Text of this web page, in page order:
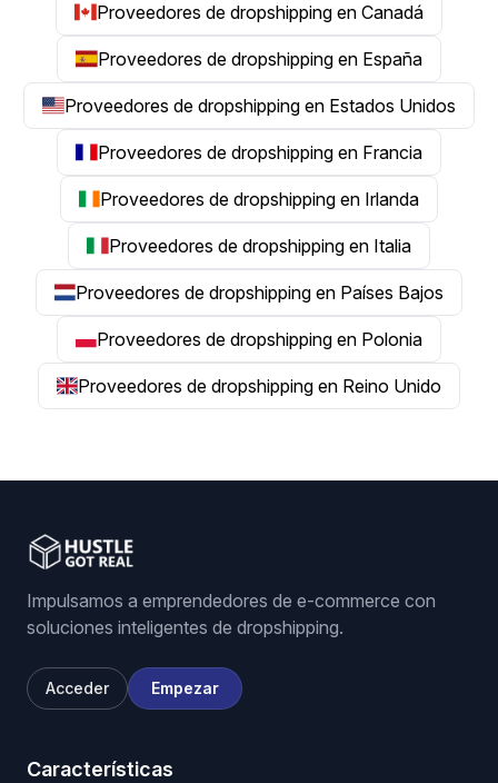
Proveedores de dropshipping en Canadá
Proveedores de dropshipping en España
Proveedores de dropshipping en Estados Unidos
Proveedores de dropshipping en Francia
Proveedores de dropshipping en Irlanda
Proveedores de dropshipping en Italia
Proveedores de dropshipping en Países Bajos
Proveedores de dropshipping en Polonia
Proveedores de dropshipping en Reino Unido
Impulsamos a emprendedores de e-commerce con
soluciones inteligentes de dropshipping.
Acceder Empezar
Características